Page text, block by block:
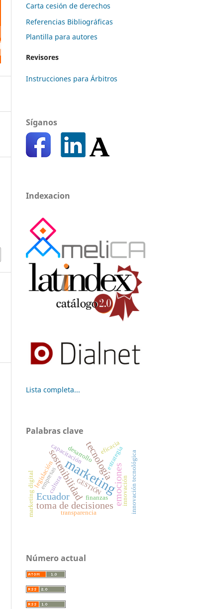
Carta cesión de derechos
Referencias Bibliográficas
Plantilla para autores
Revisores
Instrucciones para Árbitros
Síganos
Indexacion
Lista completa...
Palabras clave
marketingemociones
sostenibilidadtecnología
toma de decisiones
Ecuador
cultura
capacitación estrategia
innovación
transparencia
marketing digitallegislación
finanzas
desarrollo eficacia
GESTIÓN innovación tecnológica
empresas
Número actual